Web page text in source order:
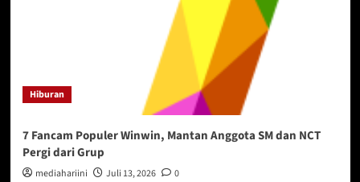
Hiburan
7 Fancam Populer Winwin, Mantan Anggota SM dan NCT
Pergi dari Grup
mediahariini Juli 13, 2026 0